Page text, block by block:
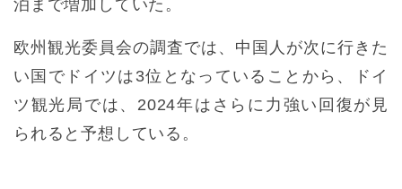
泊まで増加していた。
欧州観光委員会の調査では、中国人が次に行きた
い国でドイツは3位となっていることから、ドイ
ツ観光局では、2024年はさらに力強い回復が見
られると予想している。